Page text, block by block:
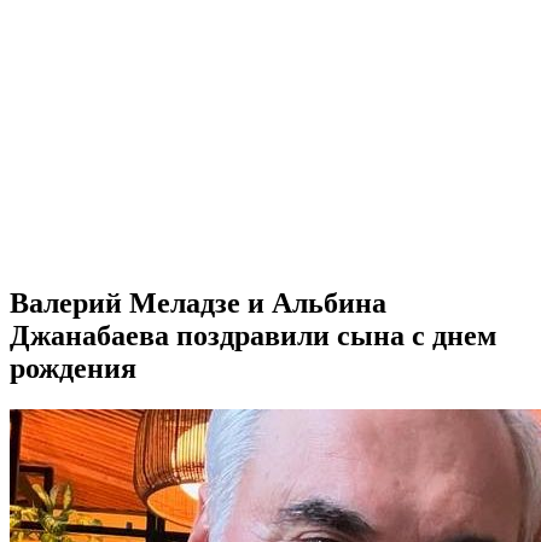
Валерий Меладзе и Альбина
Джанабаева поздравили сына с днем
рождения